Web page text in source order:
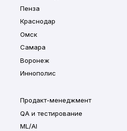
Пенза
Краснодар
Омск
Самара
Воронеж
Иннополис
Продакт-менеджмент
QA и тестирование
ML/AI